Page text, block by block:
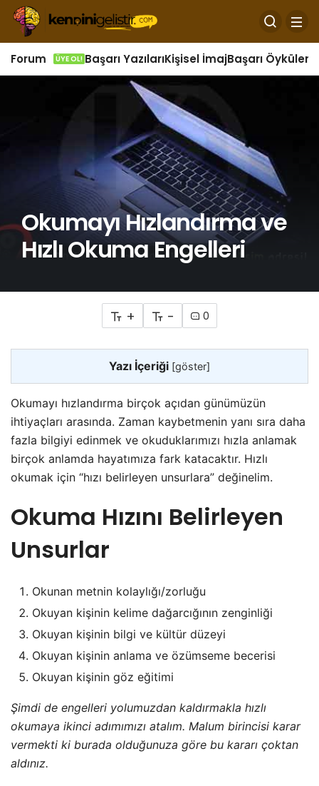
Forum ÜYE OL! Başarı YazılarıKişisel İmajBaşarı Öyküleri
Okumayı Hızlandırma ve
Hızlı Okuma Engelleri
+ - 0
Yazı İçeriği [göster]
Okumayı hızlandırma birçok açıdan günümüzün
ihtiyaçları arasında. Zaman kaybetmenin yanı sıra daha
fazla bilgiyi edinmek ve okuduklarımızı hızla anlamak
birçok anlamda hayatımıza fark katacaktır. Hızlı
okumak için “hızı belirleyen unsurlara” değinelim.
Okuma Hızını Belirleyen
Unsurlar
Okunan metnin kolaylığı/zorluğu
Okuyan kişinin kelime dağarcığının zenginliği
Okuyan kişinin bilgi ve kültür düzeyi
Okuyan kişinin anlama ve özümseme becerisi
Okuyan kişinin göz eğitimi
Şimdi de engelleri yolumuzdan kaldırmakla hızlı
okumaya ikinci adımımızı atalım. Malum birincisi karar
vermekti ki burada olduğunuza göre bu kararı çoktan
aldınız.